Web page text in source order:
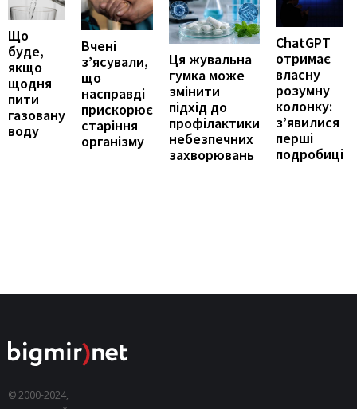
Що
буде,
якщо
щодня
пити
газовану
воду
Вчені
з’ясували,
що
насправді
прискорює
старіння
організму
Ця жувальна
гумка може
змінити
підхід до
профілактики
небезпечних
захворювань
ChatGPT
отримає
власну
розумну
колонку:
з’явилися
перші
подробиці
© 2000-2024,